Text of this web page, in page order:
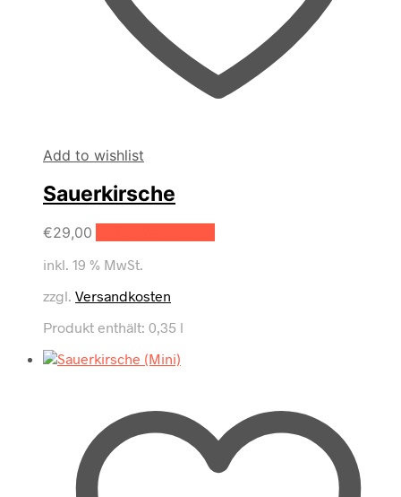
Add to wishlist
Sauerkirsche
€29,00
inkl. 19 % MwSt.
zzgl. Versandkosten
Produkt enthält: 0,35 l